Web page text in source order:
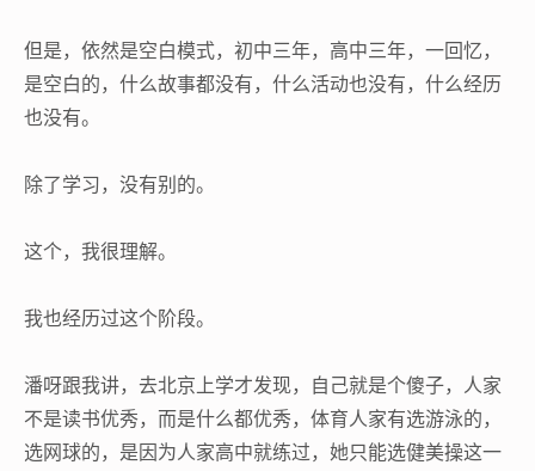
但是，依然是空白模式，初中三年，高中三年，一回忆，
是空白的，什么故事都没有，什么活动也没有，什么经历
也没有。
除了学习，没有别的。
这个，我很理解。
我也经历过这个阶段。
潘呀跟我讲，去北京上学才发现，自己就是个傻子，人家
不是读书优秀，而是什么都优秀，体育人家有选游泳的，
选网球的，是因为人家高中就练过，她只能选健美操这一